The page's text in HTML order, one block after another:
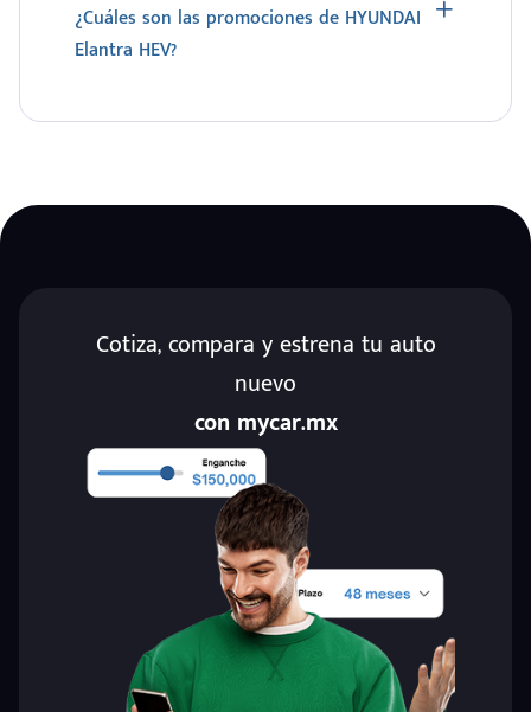
¿Cuáles son las promociones de HYUNDAI
Elantra HEV?
Cotiza, compara y estrena tu auto
nuevo
con mycar.mx